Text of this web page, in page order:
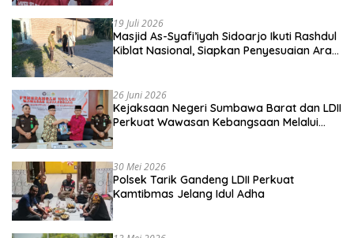
19 Juli 2026
Masjid As-Syafi’iyah Sidoarjo Ikuti Rashdul
Kiblat Nasional, Siapkan Penyesuaian Arah
26 Juni 2026
Kejaksaan Negeri Sumbawa Barat dan LDII
Perkuat Wawasan Kebangsaan Melalui
30 Mei 2026
Polsek Tarik Gandeng LDII Perkuat
Kamtibmas Jelang Idul Adha